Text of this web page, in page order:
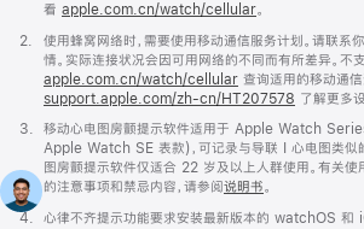
看 apple.com.cn/watch/cellular。
脚
2.
使用蜂窝网络时，需要使用移动通信服务计划。请联系
情。实际连接状况会因可用网络的不同而有所差异。不
apple.com.cn/watch/cellular 查询适用的移动通
support.apple.com/zh-cn/HT207578 (在
窗
口
中
开)
了解更多
脚
3.
移动心电图房颤提示软件适用于 Apple Watch
Apple Watch SE 表款)，可记录与导联 I 心电图类似
图房颤提示软件仅适合 22 岁及以上人群使用。有关使
的注意事项和禁忌内容，请参阅 说明书。
脚
4. 心律不齐提示功能要求安装最新版本的 watchOS 和